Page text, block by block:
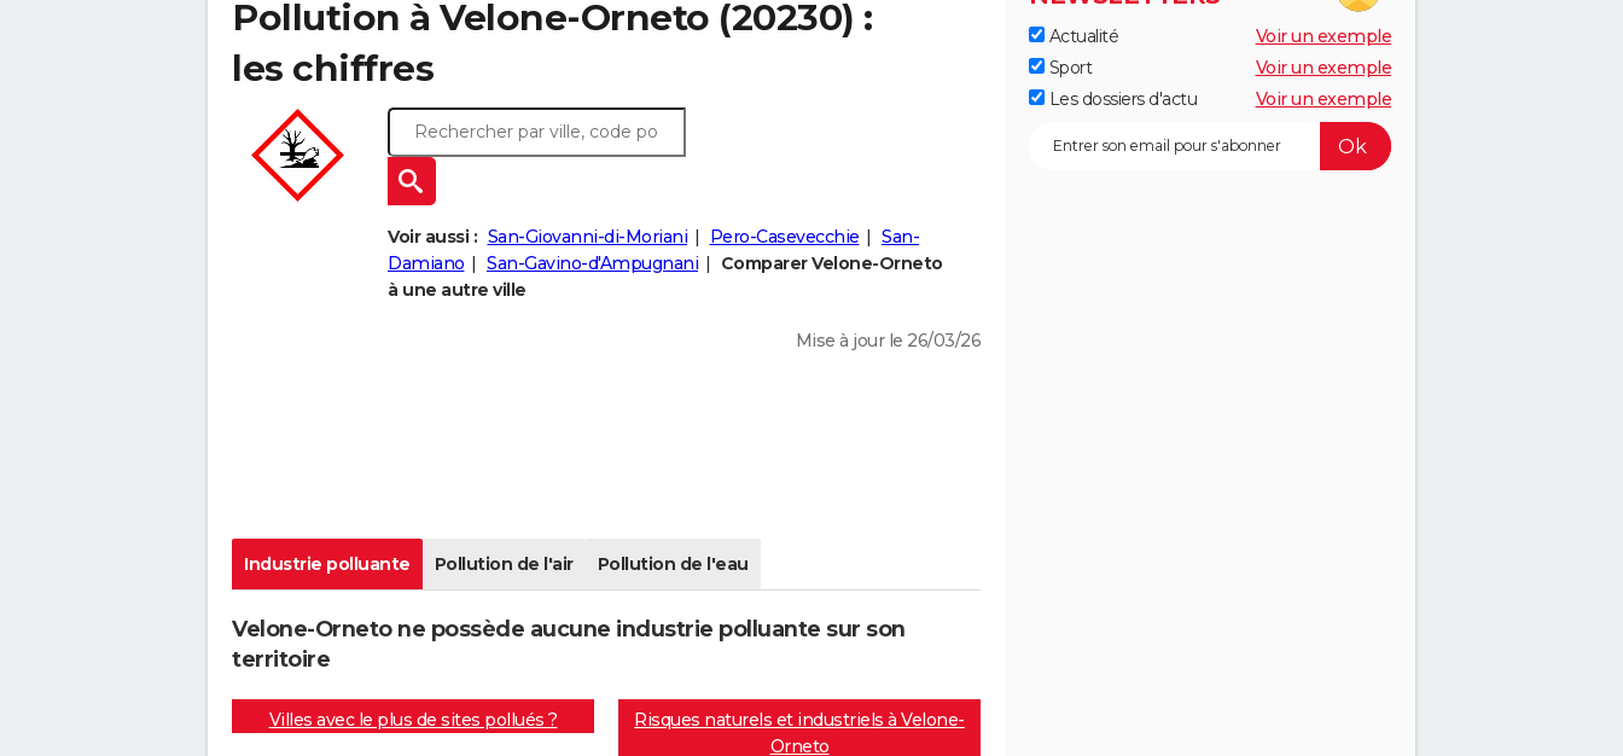
Pollution à Velone-Orneto (20230) :
les chiffres
Voir aussi : San-Giovanni-di-Moriani Pero-Casevecchie
San-
Damiano
San-Gavino-d'Ampugnani
Comparer Velone-Orneto
à une autre ville
Mise à jour le 26/03/26
Industrie polluante Pollution de l'air Pollution de l'eau
Velone-Orneto ne possède aucune industrie polluante sur son
territoire
Villes avec le plus de sites pollués ?
Risques naturels et industriels à Velone-
Orneto
Actualité
Voir un exemple
Sport
Voir un exemple
Les dossiers d'actu
Voir un exemple